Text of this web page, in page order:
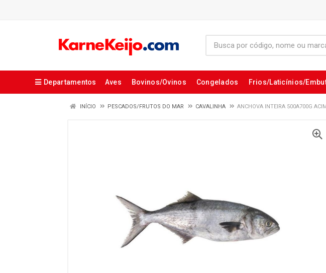
Departamentos Aves Bovinos/Ovinos Congelados Frios/Laticínios/
INÍCIO PESCADOS/FRUTOS DO MAR CAVALINHA ANCHOVA INTEIRA 500A700G